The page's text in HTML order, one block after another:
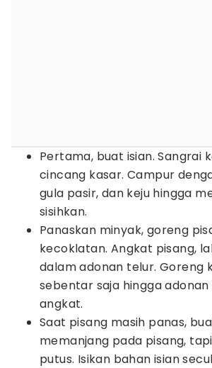
Pertama, buat isian. Sangrai
cincang kasar. Campur
gula pasir, dan keju hingga
sisihkan.
Panaskan minyak, goreng
kecoklatan. Angkat pisang,
dalam adonan telur. Goreng
sebentar saja hingga
angkat.
Saat pisang masih panas,
memanjang pada pisang,
putus. Isikan bahan isian